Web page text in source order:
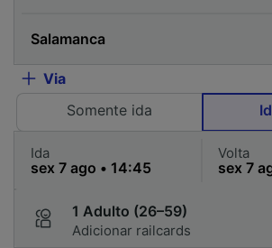
Via
Somente ida
Ida Volta
1 Adulto (26–59)
Adicionar railcards